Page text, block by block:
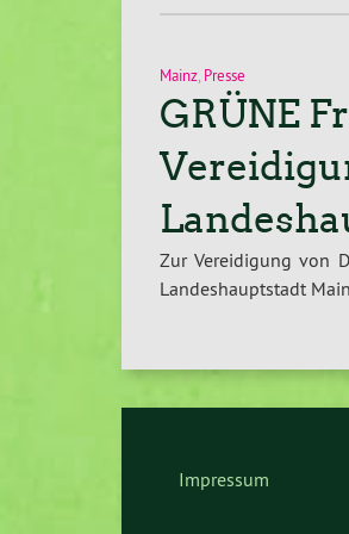
Mainz Presse
GRÜNE
Zur Vereidigung von
Landeshauptstadt
Impressum